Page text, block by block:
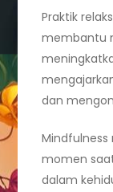
Praktik
membantu
dan
momen
dalam